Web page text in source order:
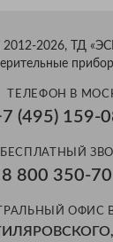
2026, ТД
ТЕЛЕФОН В
(495) 159-
БЕСПЛАТНЫЙ
8 800 350-
ОФИС